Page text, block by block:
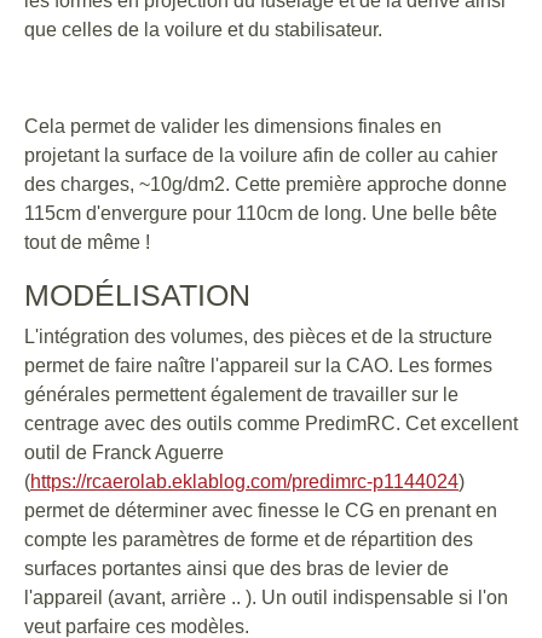
que celles de la voilure et du stabilisateur.
Cela permet de valider les dimensions finales en
projetant la surface de la voilure afin de coller au cahier
des charges, ~10g/dm2. Cette première approche donne
115cm d'envergure pour 110cm de long. Une belle bête
tout de même !
MODÉLISATION
L'intégration des volumes, des pièces et de la structure
permet de faire naître l'appareil sur la CAO. Les formes
générales permettent également de travailler sur le
centrage avec des outils comme PredimRC. Cet excellent
outil de Franck Aguerre
(https://rcaerolab.eklablog.com/predimrc-p1144024)
permet de déterminer avec finesse le CG en prenant en
compte les paramètres de forme et de répartition des
surfaces portantes ainsi que des bras de levier de
l'appareil (avant, arrière .. ). Un outil indispensable si l'on
veut parfaire ces modèles.